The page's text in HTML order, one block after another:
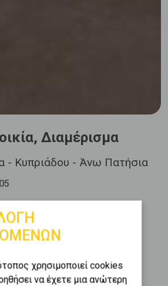
Διαμέρισμα
- Κυπριάδου - Άνω Πατήσια
1
0
Κατασκευή
χρησιμοποιεί cookies
να έχετε μια ανώτερη